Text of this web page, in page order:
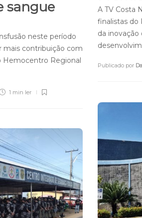
A TV Costa
finalistas do
da
Publicado por
sangue
neste período
mais contribuição com
Hemocentro Regional
1 min ler